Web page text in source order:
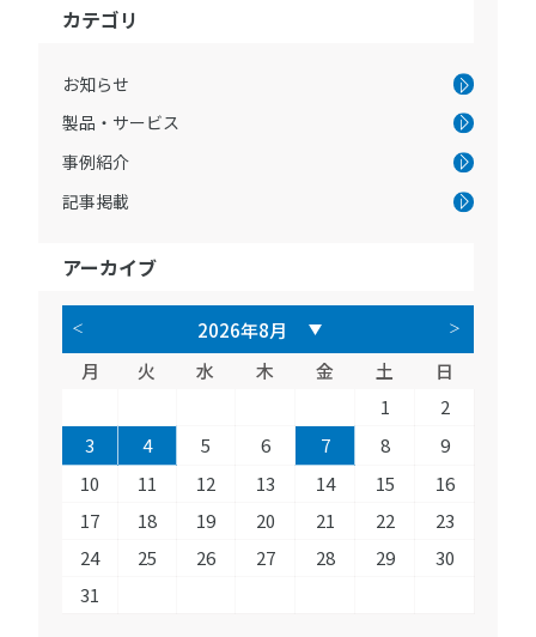
カテゴリ
お知らせ
製品・サービス
事例紹介
記事掲載
アーカイブ
月 火 水 木 金 土
日
1
2
3
4 5 6 7 8
9
10
11 12 13 14 15
16
17
18 19 20 21 22
23
24
25 26 27 28 29
30
31